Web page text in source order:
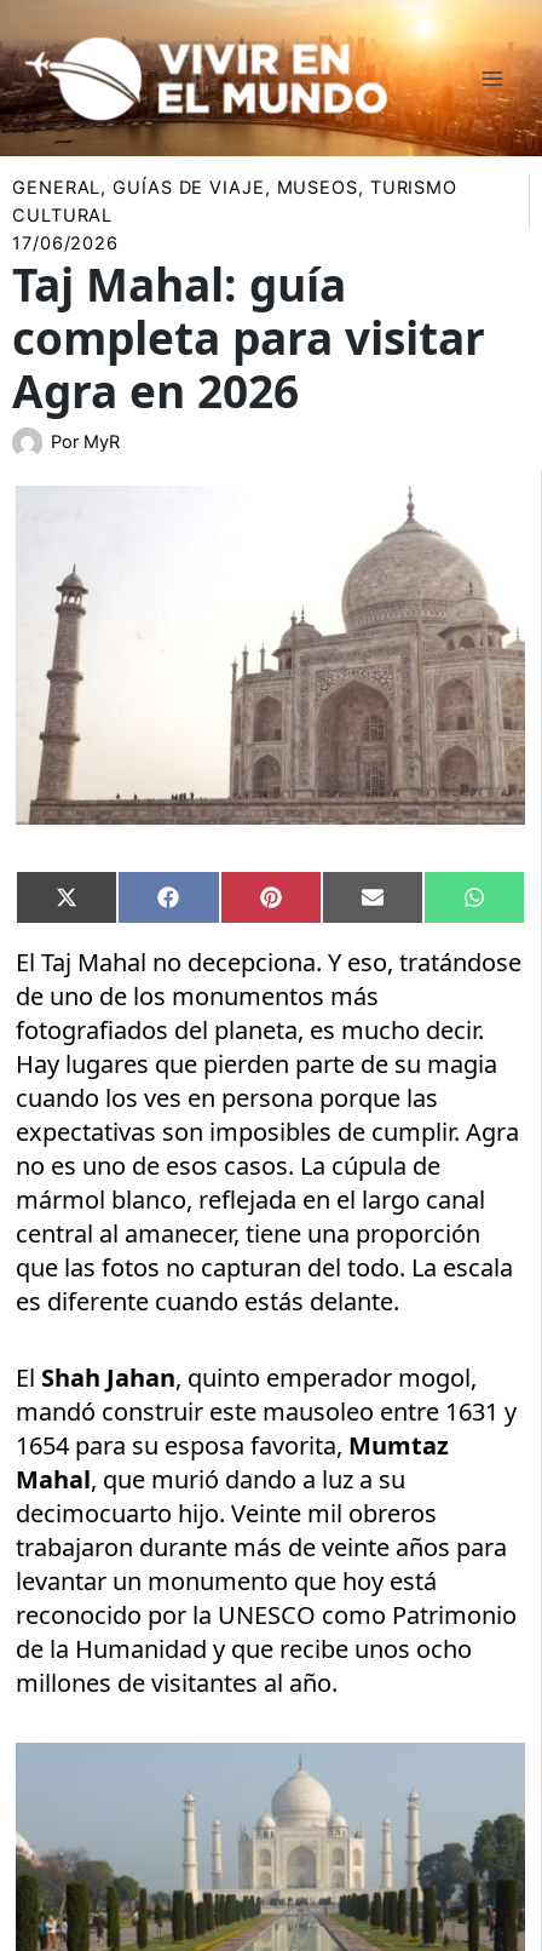
al
contenido
GENERAL,GUÍAS DE VIAJE, MUSEOS, TURISMO
CULTURAL
17/06/2026
Taj Mahal: guía
completa para visitar
Agra en 2026
Por MyR
Compartir
en
X
(Twitter)
Compartir
en
Facebook Compartir
en
Pinterest Compartir
en
Email
en
El Taj Mahal no decepciona. Y eso, tratándose
de uno de los monumentos más
fotografiados del planeta, es mucho decir.
Hay lugares que pierden parte de su magia
cuando los ves en persona porque las
expectativas son imposibles de cumplir. Agra
no es uno de esos casos. La cúpula de
mármol blanco, reflejada en el largo canal
central al amanecer, tiene una proporción
que las fotos no capturan del todo. La escala
es diferente cuando estás delante.
El Shah Jahan, quinto emperador mogol,
mandó construir este mausoleo entre 1631 y
1654 para su esposa favorita, Mumtaz
Mahal, que murió dando a luz a su
decimocuarto hijo. Veinte mil obreros
trabajaron durante más de veinte años para
levantar un monumento que hoy está
reconocido por la UNESCO como Patrimonio
de la Humanidad y que recibe unos ocho
millones de visitantes al año.